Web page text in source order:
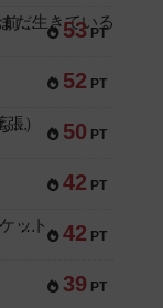
53 PT
セミファイナル ～お前はまだ生きている～
52 PT
50 PT
クランク! ：冒険者たち（拡張）
42 PT
42 PT
スターマイン・ラミー ポケット
39 PT